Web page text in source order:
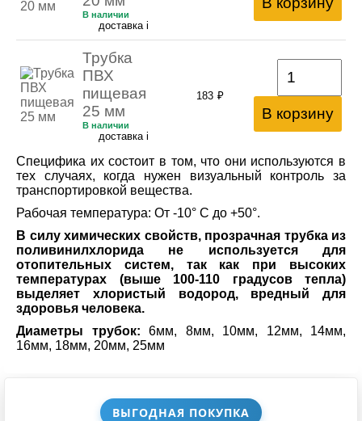
ВЫГОДНАЯ ПОКУПКА
В наличии
доставка i
Трубка
ПВХ
пищевая
25 мм
В наличии
доставка i
183 ₽
В корзину
Специфика их состоит в том, что они используются в
тех случаях, когда нужен визуальный контроль за
транспортировкой вещества.
Рабочая температура: От -10° C до +50°.
В силу химических свойств, прозрачная трубка из
поливинилхлорида не используется для
отопительных систем, так как при высоких
температурах (выше 100-110 градусов тепла)
выделяет хлористый водород, вредный для
здоровья человека.
Диаметры трубок: 6мм, 8мм, 10мм, 12мм, 14мм,
16мм, 18мм, 20мм, 25мм